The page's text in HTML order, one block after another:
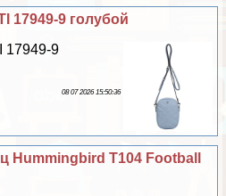
17949-9 гoлyбой
17949-9
08 07 2026 15:50:36
T104 Football